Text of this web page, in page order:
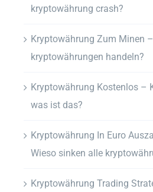
kryptowährung crash?
Kryptowährung Zum Minen
kryptowährungen handeln?
Kryptowährung Kostenlos –
was ist das?
Kryptowährung In Euro
Wieso sinken alle
Kryptowährung Trading